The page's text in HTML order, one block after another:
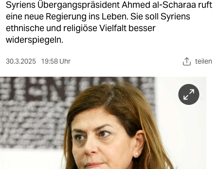
gesellschaft
kultur
sport
berlin
nord
wahrheit
verlag
Syriens Übergangspräsident Ahmed al-Scharaa ruft
eine neue Regierung ins Leben. Sie soll Syriens
ethnische und religiöse Vielfalt besser
widerspiegeln.
30.3.2025 19:58 Uhr teilen